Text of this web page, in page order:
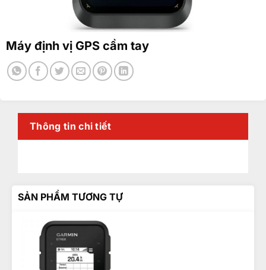
Máy định vị GPS cầm tay
Thông tin chi tiết
SẢN PHẨM TƯƠNG TỰ